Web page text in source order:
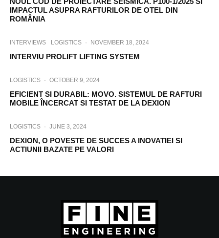
IMPACTUL ASUPRA RAFTURILOR DE OTEL DIN
ROMÂNIA
INTERVIEWS LOGISTICS · NOVEMBER 18, 2024
INTERVIU PROLIFT LIFTING SYSTEM
LOGISTICS · OCTOBER 9, 2024
EFICIENT SI DURABIL: MOVO. SISTEMUL DE RAFTURI
MOBILE ÎNCERCAT SI TESTAT DE LA DEXION
LOGISTICS · JUNE 3, 2024
DEXION, O POVESTE DE SUCCES A INOVATIEI SI
ACTIUNII BAZATE PE VALORI